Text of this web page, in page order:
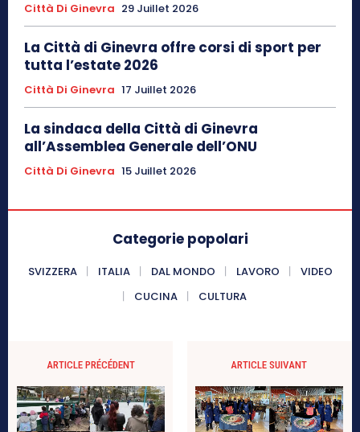
Città Di Ginevra 29 Juillet 2026
La Città di Ginevra offre corsi di sport per
tutta l’estate 2026
Città Di Ginevra 17 Juillet 2026
La sindaca della Città di Ginevra
all’Assemblea Generale dell’ONU
Città Di Ginevra 15 Juillet 2026
Categorie popolari
SVIZZERA ITALIA DAL MONDO LAVORO
VIDEO
CUCINA
CULTURA
ARTICLE PRÉCÉDENT ARTICLE SUIVANT